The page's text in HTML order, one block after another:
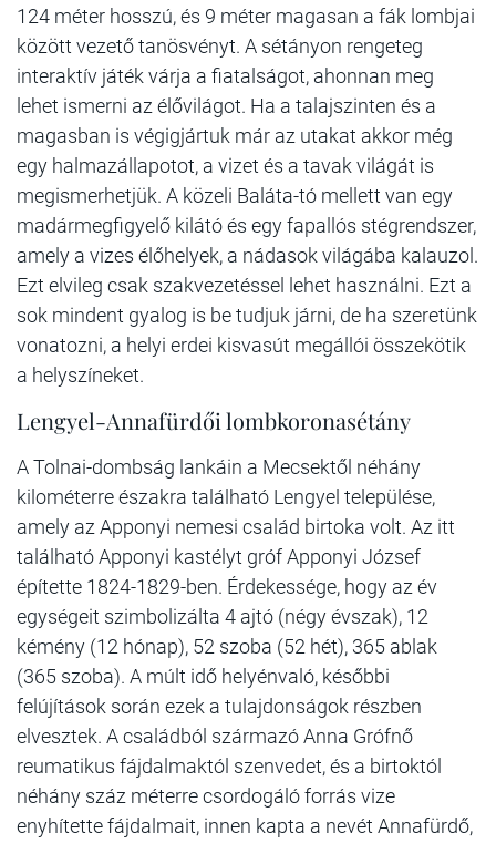
124 méter hosszú, és 9 méter magasan a fák lombjai
között vezető tanösvényt. A sétányon rengeteg
interaktív játék várja a fiatalságot, ahonnan meg
lehet ismerni az élővilágot. Ha a talajszinten és a
magasban is végigjártuk már az utakat akkor még
egy halmazállapotot, a vizet és a tavak világát is
megismerhetjük. A közeli Baláta-tó mellett van egy
madármegfigyelő kilátó és egy fapallós stégrendszer,
amely a vizes élőhelyek, a nádasok világába kalauzol.
Ezt elvileg csak szakvezetéssel lehet használni. Ezt a
sok mindent gyalog is be tudjuk járni, de ha szeretünk
vonatozni, a helyi erdei kisvasút megállói összekötik
a helyszíneket.
Lengyel-Annafürdői lombkoronasétány
A Tolnai-dombság lankáin a Mecsektől néhány
kilométerre északra található Lengyel települése,
amely az Apponyi nemesi család birtoka volt. Az itt
található Apponyi kastélyt gróf Apponyi József
építette 1824-1829-ben. Érdekessége, hogy az év
egységeit szimbolizálta 4 ajtó (négy évszak), 12
kémény (12 hónap), 52 szoba (52 hét), 365 ablak
(365 szoba). A múlt idő helyénvaló, későbbi
felújítások során ezek a tulajdonságok részben
elvesztek. A családból származó Anna Grófnő
reumatikus fájdalmaktól szenvedet, és a birtoktól
néhány száz méterre csordogáló forrás vize
enyhítette fájdalmait, innen kapta a nevét Annafürdő,